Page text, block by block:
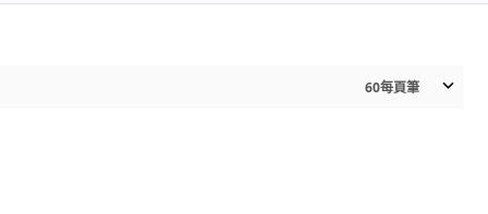
60每頁筆